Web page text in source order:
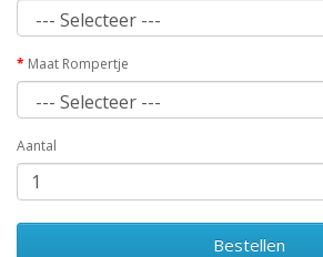
Maat Rompertje
Aantal
Bestellen